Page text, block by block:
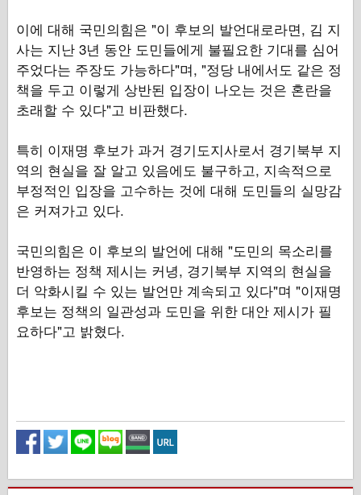
이에 대해 국민의힘은 "이 후보의 발언대로라면, 김 지
사는 지난 3년 동안 도민들에게 불필요한 기대를 심어
주었다는 주장도 가능하다"며, "정당 내에서도 같은 정
책을 두고 이렇게 상반된 입장이 나오는 것은 혼란을
초래할 수 있다"고 비판했다.
특히 이재명 후보가 과거 경기도지사로서 경기북부 지
역의 현실을 잘 알고 있음에도 불구하고, 지속적으로
부정적인 입장을 고수하는 것에 대해 도민들의 실망감
은 커져가고 있다.
국민의힘은 이 후보의 발언에 대해 "도민의 목소리를
반영하는 정책 제시는 커녕, 경기북부 지역의 현실을
더 악화시킬 수 있는 발언만 계속되고 있다"며 "이재명
후보는 정책의 일관성과 도민을 위한 대안 제시가 필
요하다"고 밝혔다.